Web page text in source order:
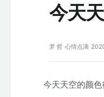
今天
罗 哲 心情点滴
今天天空的颜色